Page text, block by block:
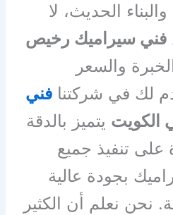
الحديث، لا
فني سيراميك رخيص
والسعر
لك في شركتنافني
يتميز بالدقة
على تنفيذ جميع
بجودة عالية
نحن نعلم أن الكثير